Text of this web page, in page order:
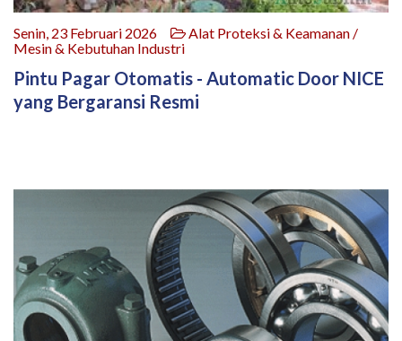
Senin, 23 Februari 2026
Alat Proteksi & Keamanan /
Mesin & Kebutuhan Industri
Pintu Pagar Otomatis - Automatic Door NICE
yang Bergaransi Resmi